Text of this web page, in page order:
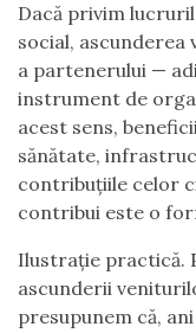
Dacă privim
social,
a partenerului —
instrument de
acest sens,
sănătate,
contribuțiile celor
contribui este o
Ilustrație practică.
ascunderii
presupunem că,